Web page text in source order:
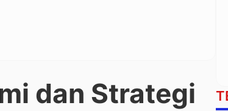
dan Strategi